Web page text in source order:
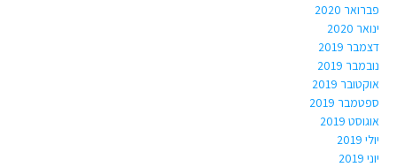
פברואר 2020
ינואר 2020
דצמבר 2019
נובמבר 2019
אוקטובר 2019
ספטמבר 2019
אוגוסט 2019
יולי 2019
יוני 2019